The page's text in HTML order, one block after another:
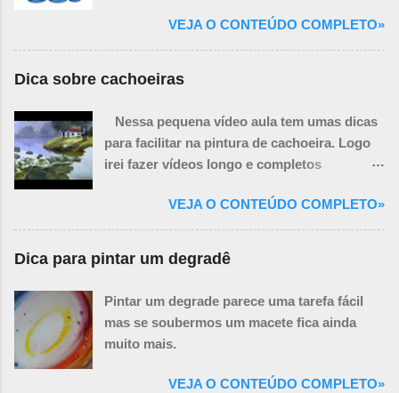
coisas necessárias para a realização de um
quadro, porém algumas delas podem ser
improvisadas.
VEJA O CONTEÚDO COMPLETO»
Dica sobre cachoeiras
Nessa pequena vídeo aula tem umas dicas
para facilitar na pintura de cachoeira. Logo
irei fazer vídeos longo e completos
cachoeiras.VEJA O CONTEÚDO COMPLETO»
Dica para pintar um degradê
Pintar um degrade parece uma tarefa fácil
mas se soubermos um macete fica ainda
muito mais.
VEJA O CONTEÚDO COMPLETO»